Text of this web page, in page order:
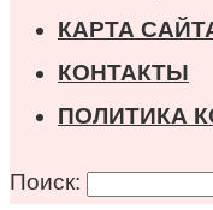
КАРТА
КОНТАКТЫ
ПОЛИТИКА
Поиск: